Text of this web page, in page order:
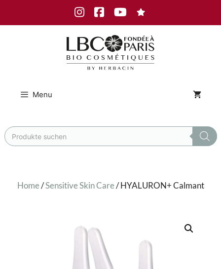
InstagramFacebookYoutube
Menu
Products
search
Home/Sensitive Skin Care/ HYALURON+ Calmant